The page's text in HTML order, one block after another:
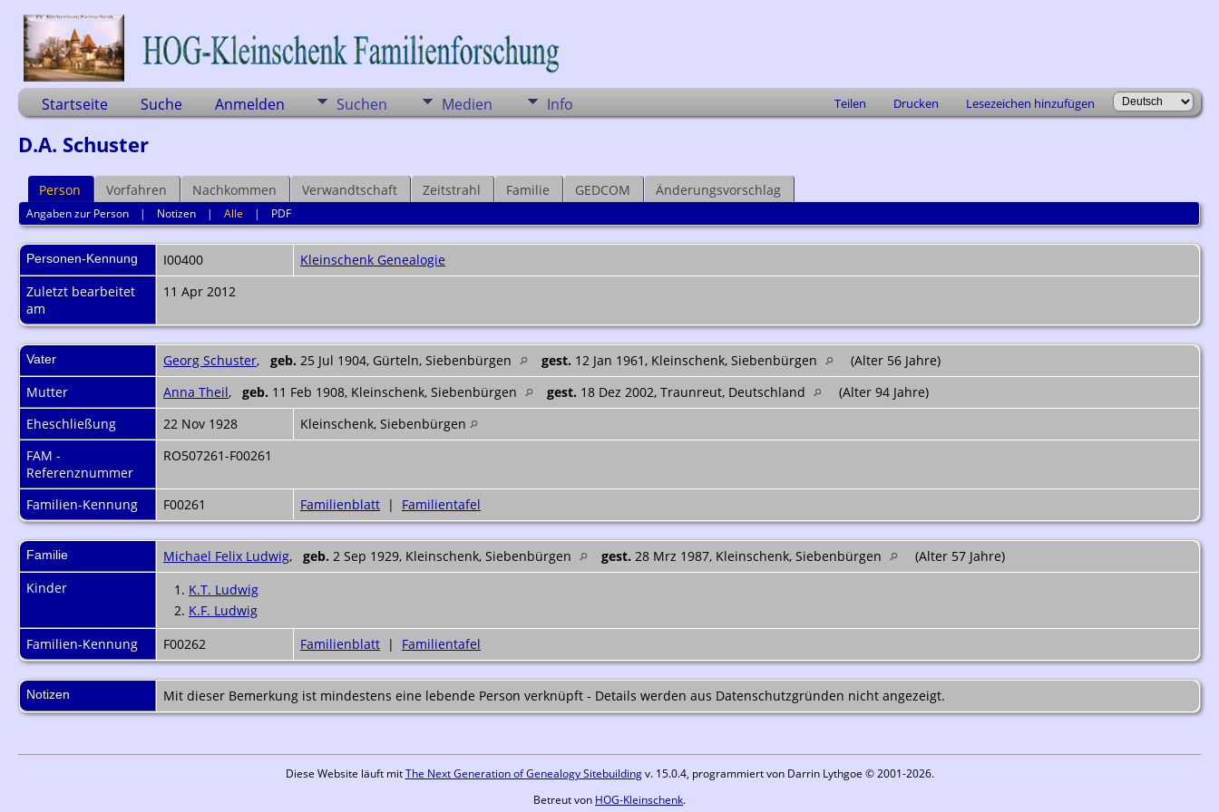
Startseite Suche Anmelden Suchen Medien Info Teilen Drucken Lesezeichen hinzufügen
D.A. Schuster
Person Vorfahren Nachkommen Verwandtschaft Zeitstrahl Familie GEDCOM Änderungsvorschlag
Angaben zur Person | Notizen |Alle | PDF
Personen-Kennung I00400
Kleinschenk Genealogie
Zuletzt bearbeitet
am
11 Apr 2012
Vater Georg Schuster, geb. 25 Jul 1904, Gürteln, Siebenbürgen gest. 12 Jan 1961, Kleinschenk, Siebenbürgen
(Alter 56 Jahre)
Mutter
Anna Theil, geb. 11 Feb 1908, Kleinschenk, Siebenbürgen gest. 18 Dez 2002, Traunreut, Deutschland
(Alter 94 Jahre)
Eheschließung
22 Nov 1928
Kleinschenk, Siebenbürgen
FAM -
Referenznummer
RO507261-F00261
Familien-Kennung F00261 Familienblatt | Familientafel
Familie Michael Felix Ludwig, geb. 2 Sep 1929, Kleinschenk, Siebenbürgen gest. 28 Mrz 1987, Kleinschenk, Siebenbürgen
(Alter 57 Jahre)
Kinder
1. K.T. Ludwig
2. K.F. Ludwig
Familien-Kennung
F00262 Familienblatt | Familientafel
Notizen Mit dieser Bemerkung ist mindestens eine lebende Person verknüpft - Details werden aus Datenschutzgründen nicht angezeigt.
Diese Website läuft mitThe Next Generation of Genealogy Sitebuildingv. 15.0.4, programmiert von Darrin Lythgoe © 2001-2026.
Betreut von HOG-Kleinschenk.